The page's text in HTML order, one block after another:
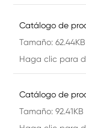
Catálogo de
Tamaño: 62.44KB
Haga clic para
Catálogo de
Tamaño: 92.41KB